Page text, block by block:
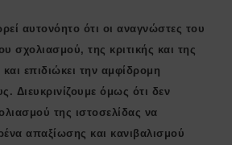
αυτονόητο ότι οι αναγνώστες του
σχολιασμού, της κριτικής και της
επιδιώκει την αμφίδρομη
Διευκρινίζουμε όμως ότι δεν
της ιστοσελίδας να
απαξίωσης και κανιβαλισμού